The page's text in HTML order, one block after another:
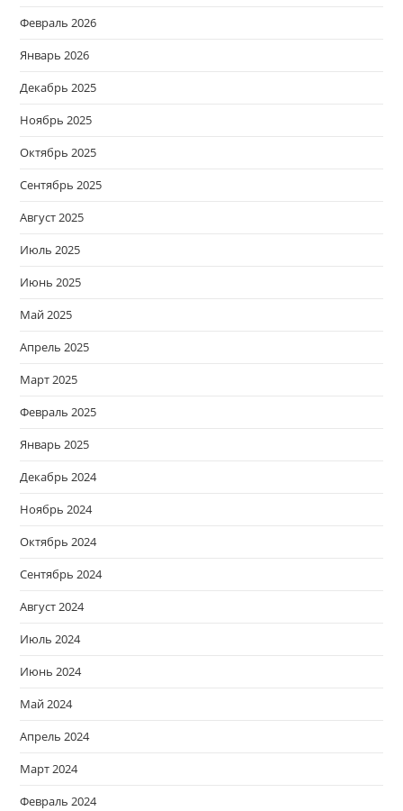
Февраль 2026
Январь 2026
Декабрь 2025
Ноябрь 2025
Октябрь 2025
Сентябрь 2025
Август 2025
Июль 2025
Июнь 2025
Май 2025
Апрель 2025
Март 2025
Февраль 2025
Январь 2025
Декабрь 2024
Ноябрь 2024
Октябрь 2024
Сентябрь 2024
Август 2024
Июль 2024
Июнь 2024
Май 2024
Апрель 2024
Март 2024
Февраль 2024